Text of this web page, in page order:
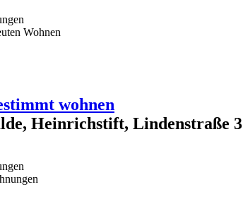
Wohnen
wohnen
Heinrichstift, Lindenstraße 3